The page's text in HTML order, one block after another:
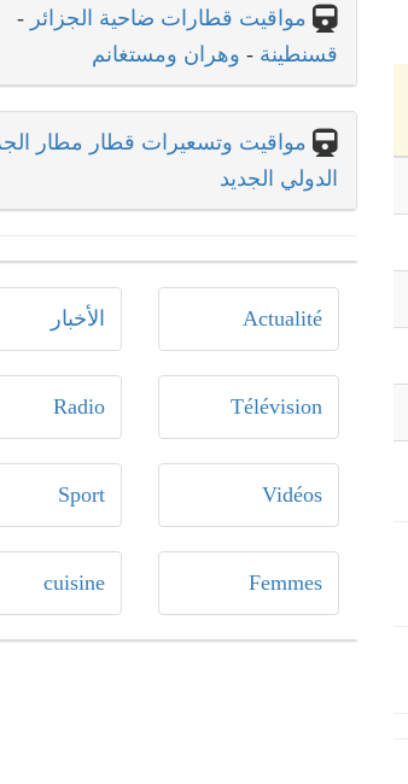
مواقيت قطارات ضاحية الجزائر -
قسنطينة - وهران ومستغانم
مواقيت وتسعيرات قطار مطار
الدولي الجديد
Actualité الأخبار
Télévision
Radio
Vidéos
Sport
Femmes
cuisine